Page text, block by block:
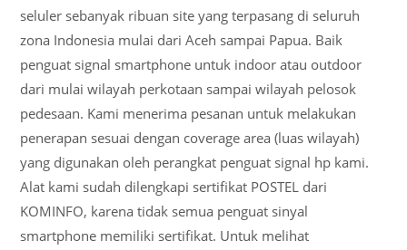
seluler sebanyak ribuan site yang terpasang di seluruh
zona Indonesia mulai dari Aceh sampai Papua. Baik
penguat signal smartphone untuk indoor atau outdoor
dari mulai wilayah perkotaan sampai wilayah pelosok
pedesaan. Kami menerima pesanan untuk melakukan
penerapan sesuai dengan coverage area (luas wilayah)
yang digunakan oleh perangkat penguat signal hp kami.
Alat kami sudah dilengkapi sertifikat POSTEL dari
KOMINFO, karena tidak semua penguat sinyal
smartphone memiliki sertifikat. Untuk melihat